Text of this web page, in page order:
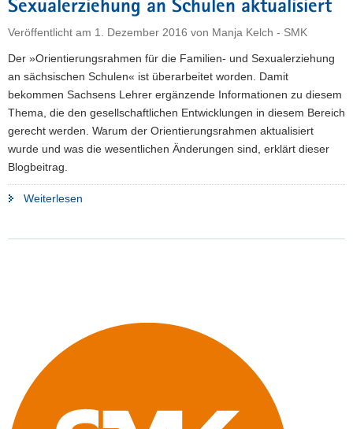
e
N
a
v
i
g
a
t
Sexualerziehung an Schulen aktualisiert
Veröffentlicht am 1. Dezember 2016 von Manja Kelch - SMK
Der »Orientierungsrahmen für die Familien- und Sexualerziehung
an sächsischen Schulen« ist überarbeitet worden. Damit
bekommen Sachsens Lehrer ergänzende Informationen zu diesem
Thema, die den gesellschaftlichen Entwicklungen in diesem Bereich
gerecht werden. Warum der Orientierungsrahmen aktualisiert
wurde und was die wesentlichen Änderungen sind, erklärt dieser
Blogbeitrag.
Weiterlesen
aktualisiert"